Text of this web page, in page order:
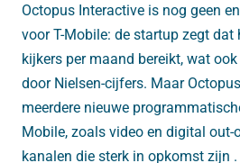
Octopus Interactive is nog geen
voor T-Mobile: de startup zegt
kijkers per maand bereikt, wat
door Nielsen-cijfers. Maar
meerdere nieuwe
Mobile, zoals video en digital out-
kanalen die sterk in opkomst zijn .